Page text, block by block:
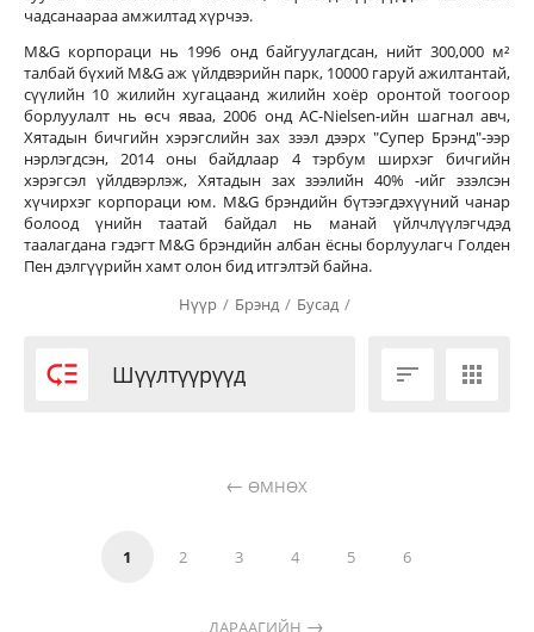
чадсанаараа амжилтад хүрчээ.
M&G корпораци нь 1996 онд байгуулагдсан, нийт 300,000 м²
талбай бүхий M&G аж үйлдвэрийн парк, 10000 гаруй ажилтантай,
сүүлийн 10 жилийн хугацаанд жилийн хоёр оронтой тоогоор
борлуулалт нь өсч яваа, 2006 онд AC-Nielsen-ийн шагнал авч,
Хятадын бичгийн хэрэгслийн зах зээл дээрх "Супер Брэнд"-ээр
нэрлэгдсэн, 2014 оны байдлаар 4 тэрбум ширхэг бичгийн
хэрэгсэл үйлдвэрлэж, Хятадын зах зээлийн 40% -ийг эзэлсэн
хүчирхэг корпораци юм. M&G брэндийн бүтээгдэхүүний чанар
болоод үнийн таатай байдал нь манай үйлчлүүлэгчдэд
таалагдана гэдэгт M&G брэндийн албан ёсны борлуулагч Голден
Пен дэлгүүрийн хамт олон бид итгэлтэй байна.
Нүүр / Брэнд / Бусад /
 Шүүлтүүрүүд
ӨМНӨХ
1 2 3 4 5 6
ДАРААГИЙН
 